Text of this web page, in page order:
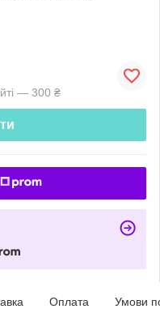
— 300 ₴
Оплата Умови